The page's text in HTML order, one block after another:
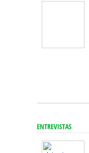
ENTREVISTAS